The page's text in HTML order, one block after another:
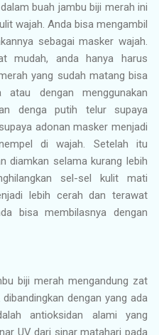
buah jambu biji merah ini
wajah. Anda bisa mengambil
sebagai masker wajah.
mudah, anda hanya harus
yang sudah matang bisa
dengan menggunakan
denga putih telur supaya
adonan masker menjadi
di wajah. Setelah itu
diamkan selama kurang lebih
sel-sel kulit mati
lebih cerah dan terawat
bisa membilasnya dengan
biji merah mengandung zat
dengan yang ada
antioksidan alami yang
UV dari sinar matahari pada